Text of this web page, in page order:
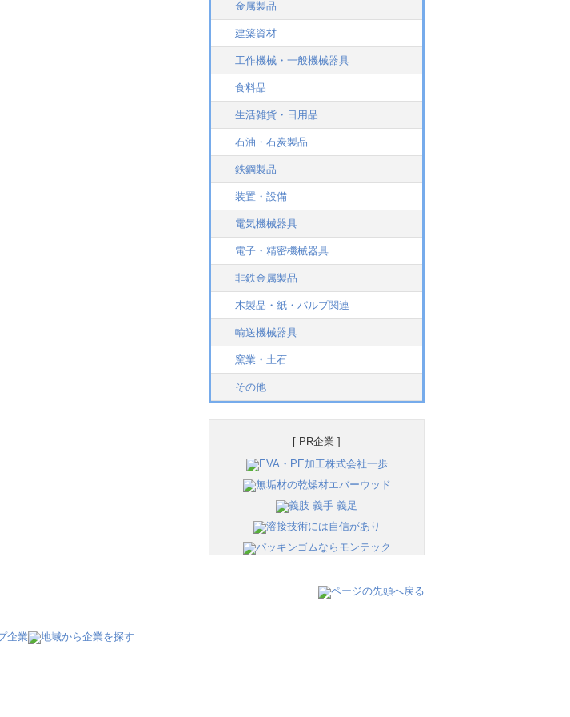
金属製品
建築資材
工作機械・一般機械器具
食料品
生活雑貨・日用品
石油・石炭製品
鉄鋼製品
装置・設備
電気機械器具
電子・精密機械器具
非鉄金属製品
木製品・紙・パルプ関連
輸送機械器具
窯業・土石
その他
[ PR企業 ]